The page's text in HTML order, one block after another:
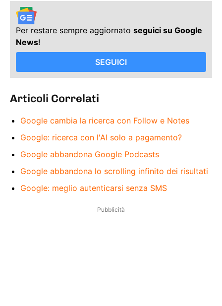
Per restare sempre aggiornato seguici su Google
News!
SEGUICI
Articoli Correlati
Google cambia la ricerca con Follow e Notes
Google: ricerca con l'AI solo a pagamento?
Google abbandona Google Podcasts
Google abbandona lo scrolling infinito dei risultati
Google: meglio autenticarsi senza SMS
Pubblicità